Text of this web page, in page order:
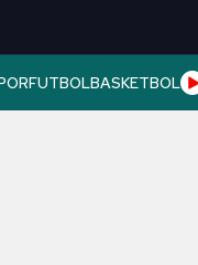
FUTBOLBASKETBOL